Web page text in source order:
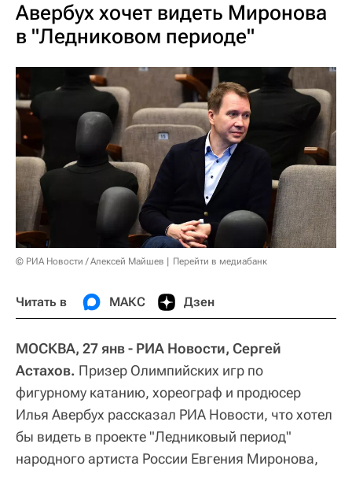
Авербух хочет видеть Миронова
в "Ледниковом периоде"
© РИА Новости / Алексей Майшев Перейти в медиабанк
Читать в МАКС Дзен
МОСКВА, 27 янв - РИА Новости, Сергей
Астахов. Призер Олимпийских игр по
фигурному катанию, хореограф и продюсер
Илья Авербух рассказал РИА Новости, что хотел
бы видеть в проекте "Ледниковый период"
народного артиста России Евгения Миронова,